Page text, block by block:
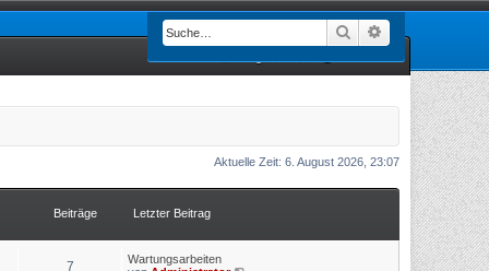
Suche
Aktuelle Zeit: 6. August 2026, 23:07
Beiträge Letzter Beitrag
7
Wartungsarbeiten